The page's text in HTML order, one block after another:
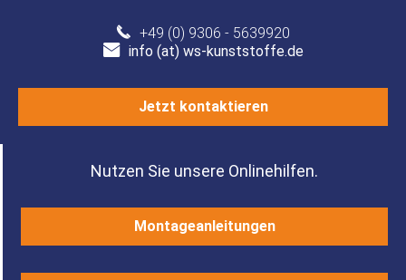
+49 (0) 9306 - 5639920
info (at) ws-kunststoffe.de
Jetzt kontaktieren
Nutzen Sie unsere Onlinehilfen.
Montageanleitungen